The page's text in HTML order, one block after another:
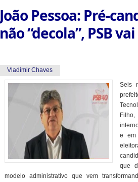
João Pessoa: Pré-
não “decola”, PSB
Vladimir Chaves
Seis
e em
que
modelo administrativo que vem